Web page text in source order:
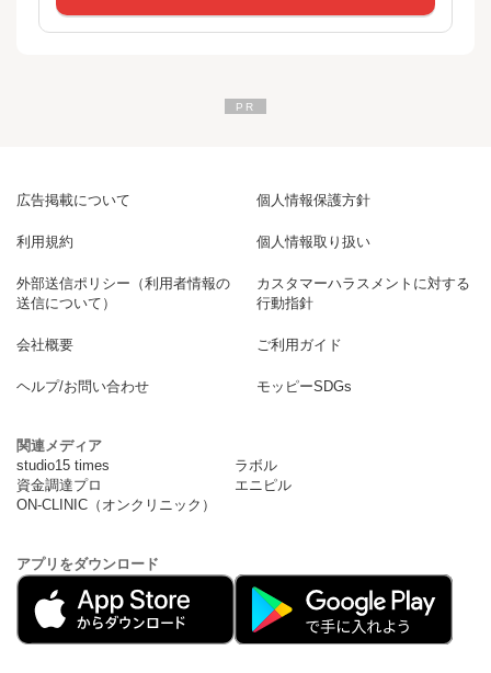
広告掲載について 個人情報保護方針
利用規約 個人情報取り扱い
外部送信ポリシー（利用者情報の
送信について）
カスタマーハラスメントに対する
行動指針
会社概要 ご利用ガイド
ヘルプ/お問い合わせ モッピーSDGs
関連メディア
studio15 times
ラボル
資金調達プロ
エニピル
ON-CLINIC（オンクリニック）
アプリをダウンロード